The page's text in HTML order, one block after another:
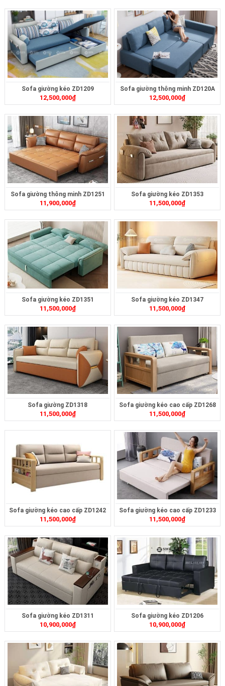
Sofa giường kéo ZD1209
12,500,000₫
Sofa giường thông minh ZD120A
12,500,000₫
Sofa giường thông minh ZD1251
11,900,000₫
Sofa giường kéo ZD1353
11,500,000₫
Sofa giường kéo ZD1351
11,500,000₫
Sofa giường kéo ZD1347
11,500,000₫
Sofa giường ZD1318
11,500,000₫
Sofa giường kéo cao cấp ZD1268
11,500,000₫
Sofa giường kéo cao cấp ZD1242
11,500,000₫
Sofa giường kéo cao cấp ZD1233
11,500,000₫
Sofa giường kéo ZD1311
10,900,000₫
Sofa giường kéo ZD1206
10,900,000₫